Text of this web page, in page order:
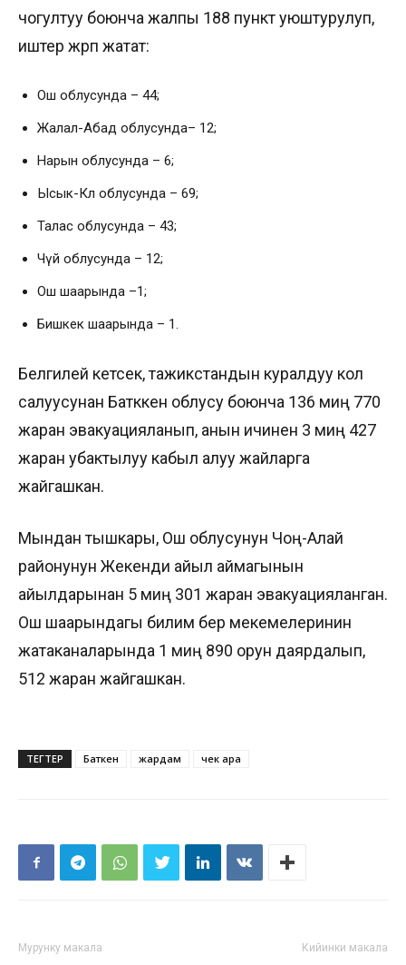
чогултуу боюнча жалпы 188 пункт уюштурулуп,
иштер жүрүп жатат:
Ош облусунда – 44;
Жалал-Абад облусунда– 12;
Нарын облусунда – 6;
Ысык-Көл облусунда – 69;
Талас облусунда – 43;
Чүй облусунда – 12;
Ош шаарында –1;
Бишкек шаарында – 1.
Белгилей кетсек, тажикстандын куралдуу кол
салуусунан Батккен облусу боюнча 136 миң 770
жаран эвакуацияланып, анын ичинен 3 миң 427
жаран убактылуу кабыл алуу жайларга
жайгашкан.
Мындан тышкары, Ош облусунун Чоң-Алай
районунун Жекенди айыл аймагынын
айылдарынан 5 миң 301 жаран эвакуацияланган.
Ош шаарындагы билим берүү мекемелеринин
жатаканаларында 1 миң 890 орун даярдалып,
512 жаран жайгашкан.
ТЕГТЕР Баткен жардам чек ара
Мурунку макала Кийинки макала